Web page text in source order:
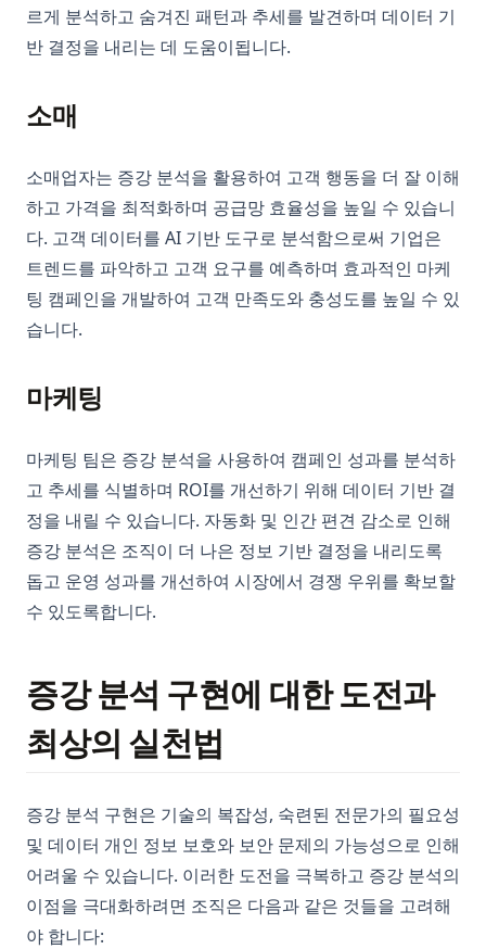
르게 분석하고 숨겨진 패턴과 추세를 발견하며 데이터 기
반 결정을 내리는 데 도움이됩니다.
소매
소매업자는 증강 분석을 활용하여 고객 행동을 더 잘 이해
하고 가격을 최적화하며 공급망 효율성을 높일 수 있습니
다. 고객 데이터를 AI 기반 도구로 분석함으로써 기업은
트렌드를 파악하고 고객 요구를 예측하며 효과적인 마케
팅 캠페인을 개발하여 고객 만족도와 충성도를 높일 수 있
습니다.
마케팅
마케팅 팀은 증강 분석을 사용하여 캠페인 성과를 분석하
고 추세를 식별하며 ROI를 개선하기 위해 데이터 기반 결
정을 내릴 수 있습니다. 자동화 및 인간 편견 감소로 인해
증강 분석은 조직이 더 나은 정보 기반 결정을 내리도록
돕고 운영 성과를 개선하여 시장에서 경쟁 우위를 확보할
수 있도록합니다.
증강 분석 구현에 대한 도전과
최상의 실천법
증강 분석 구현은 기술의 복잡성, 숙련된 전문가의 필요성
및 데이터 개인 정보 보호와 보안 문제의 가능성으로 인해
어려울 수 있습니다. 이러한 도전을 극복하고 증강 분석의
이점을 극대화하려면 조직은 다음과 같은 것들을 고려해
야 합니다: